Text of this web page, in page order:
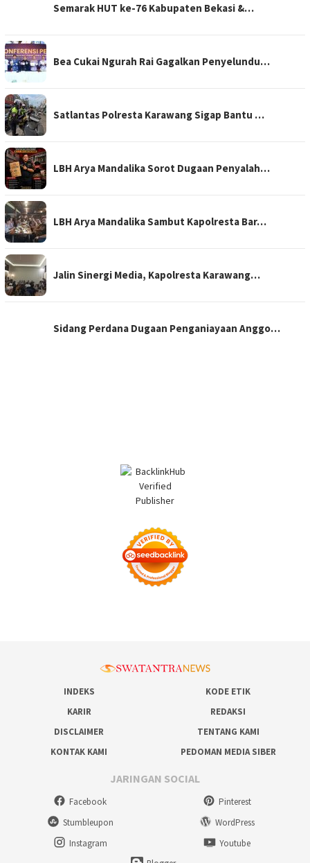
Semarak HUT ke-76 Kabupaten Bekasi &…
Bea Cukai Ngurah Rai Gagalkan Penyelundu…
Satlantas Polresta Karawang Sigap Bantu …
LBH Arya Mandalika Sorot Dugaan Penyalah…
LBH Arya Mandalika Sambut Kapolresta Bar…
Jalin Sinergi Media, Kapolresta Karawang…
Sidang Perdana Dugaan Penganiayaan Anggo…
INDEKS
KODE ETIK
KARIR
REDAKSI
DISCLAIMER
TENTANG KAMI
KONTAK KAMI
PEDOMAN MEDIA SIBER
JARINGAN SOCIAL
Facebook
Pinterest
Stumbleupon
WordPress
Instagram
Youtube